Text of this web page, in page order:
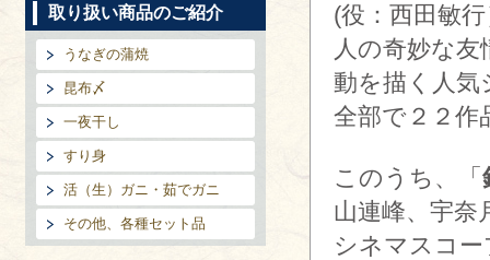
取り扱い商品のご紹介
うなぎの蒲焼
昆布〆
一夜干し
すり身
活（生）ガニ・茹でガニ
その他、各種セット品
(役：西田敏
人の奇妙な
動を描く人気
全部で２２作
このうち、「
山連峰、宇奈
シネマスコ